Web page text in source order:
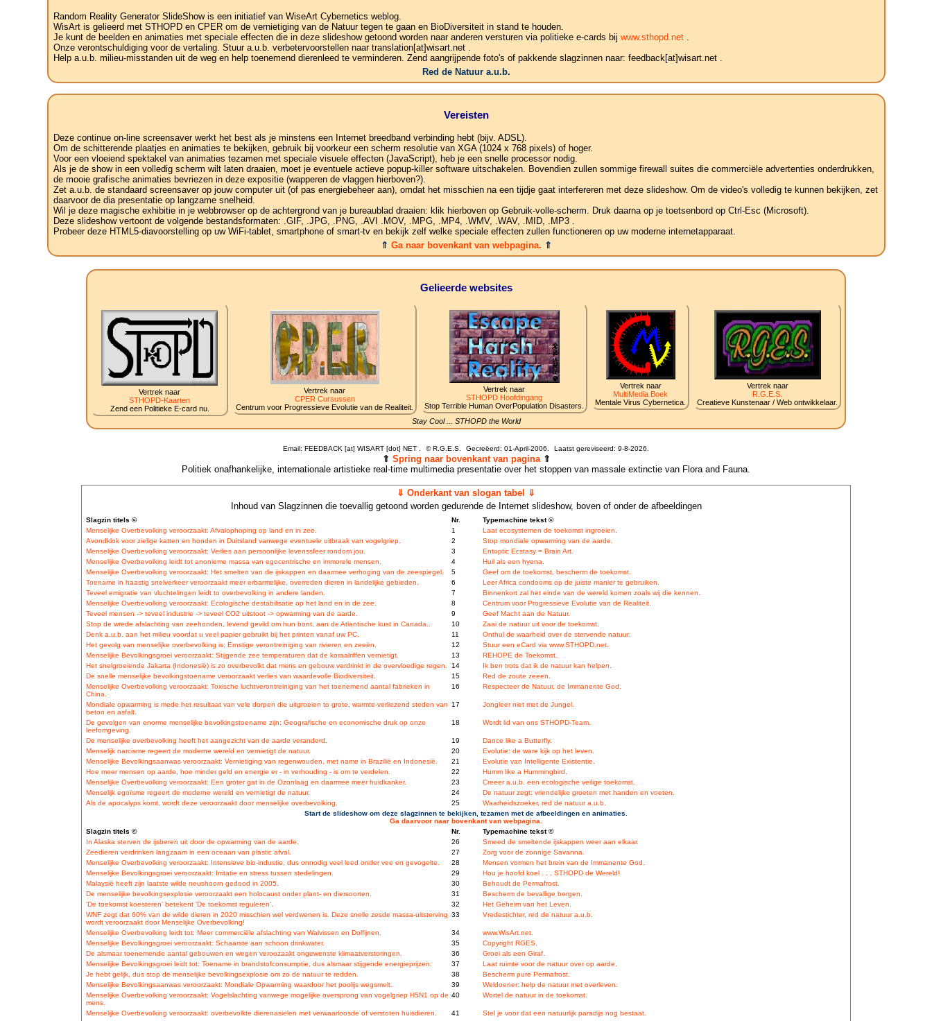
Random Reality Generator SlideShow is een initiatief van WiseArt Cybernetics weblog.
WisArt is gelieerd met STHOPD en CPER om de vernietiging van de Natuur tegen te gaan en BioDiversiteit in stand te houden.
Je kunt de beelden en animaties met speciale effecten die in deze slideshow getoond worden naar anderen versturen via politieke e-cards bij www.sthopd.net.
Onze verontschuldiging voor de vertaling. Stuur a.u.b. verbetervoorstellen naar translation[at]wisart.net .
Help a.u.b. milieu-misstanden uit de weg en help toenemend dierenleed te verminderen. Zend aangrijpende foto's of pakkende slagzinnen naar: feedback[at]wisart.net .
Red de Natuur a.u.b.
Vereisten
Deze continue on-line screensaver werkt het best als je minstens een Internet breedband verbinding hebt (bijv. ADSL).
Om de schitterende plaatjes en animaties te bekijken, gebruik bij voorkeur een scherm resolutie van XGA (1024 x 768 pixels) of hoger.
Voor een vloeiend spektakel van animaties tezamen met speciale visuele effecten (JavaScript), heb je een snelle processor nodig.
Als je de show in een volledig scherm wilt laten draaien, moet je eventuele actieve popup-killer software uitschakelen. Bovendien zullen sommige firewall suites die commerciële advertenties onderdrukken,
de mooie grafische animaties bevriezen in deze expositie (wapperen de vlaggen hierboven?).
Zet a.u.b. de standaard screensaver op jouw computer uit (of pas energiebeheer aan), omdat het misschien na een tijdje gaat interfereren met deze slideshow. Om de video's volledig te kunnen bekijken, zet
daarvoor de dia presentatie op langzame snelheid.
Wil je deze magische exhibitie in je webbrowser op de achtergrond van je bureaublad draaien: klik hierboven op Gebruik-volle-scherm. Druk daarna op je toetsenbord op Ctrl-Esc (Microsoft).
Deze slideshow vertoont de volgende bestandsformaten: .GIF, .JPG, .PNG, .AVI .MOV, .MPG, .MP4, .WMV, .WAV, .MID, .MP3 .
Probeer deze HTML5-diavoorstelling op uw WiFi-tablet, smartphone of smart-tv en bekijk zelf welke speciale effecten zullen functioneren op uw moderne internetapparaat.
⇑ Ga naar bovenkant van webpagina. ⇑
Gelieerde websites
Vertrek naar
STHOPD-Kaarten
Zend een Politieke E-card nu.
Vertrek naar
CPER Cursussen
Centrum voor Progressieve Evolutie van de Realiteit.
Vertrek naar
STHOPD Hoofdingang
Stop Terrible Human OverPopulation Disasters.
Vertrek naar
MultiMedia Boek
Mentale Virus Cybernetica.
Vertrek naar
R.G.E.S.
Creatieve Kunstenaar / Web ontwikkelaar.
Stay Cool ... STHOPD the World
Email: FEEDBACK [at] WISART [dot] NET . ©R.G.E.S. Gecreëerd: 01-April-2006. Laatst gereviseerd: 9-8-2026.
⇑ Spring naar bovenkant van pagina⇑
Politiek onafhankelijke, internationale artistieke real-time multimedia presentatie over het stoppen van massale extinctie van Flora and Fauna.
⇓ Onderkant van slogan tabel ⇓
Inhoud van Slagzinnen die toevallig getoond worden gedurende de Internet slideshow, boven of onder de afbeeldingen
Slagzin titels © Nr.
Typemachine tekst ©
Menselijke Overbevolking veroorzaakt: Afvalophoping op land en in zee.
1
Laat ecosystemen de toekomst ingroeien.
Avondklok voor zielige katten en honden in Duitsland vanwege eventuele uitbraak van vogelgriep.
2
Stop mondiale opwarming van de aarde.
Menselijke Overbevolking veroorzaakt: Verlies aan persoonlijke levenssfeer rondom jou.
3
Entoptic Ecstasy = Brain Art.
Menselijke Overbevolking leidt tot anonieme massa van egocentrische en immorele mensen.
4
Huil als een hyena.
Menselijke Overbevolking veroorzaakt: Het smelten van de ijskappen en daarmee verhoging van de zeespiegel.
5
Geef om de toekomst, bescherm de toekomst.
Toename in haastig snelverkeer veroorzaakt meer erbarmelijke, overreden dieren in landelijke gebieden.
6
Leer Africa condooms op de juiste manier te gebruiken.
Teveel emigratie van vluchtelingen leidt to overbevolking in andere landen.
7
Binnenkort zal het einde van de wereld komen zoals wij die kennen.
Menselijke Overbevolking veroorzaakt: Ecologische destabilisatie op het land en in de zee.
8
Centrum voor Progressieve Evolutie van de Realiteit.
Teveel mensen -> teveel industrie -> teveel CO2 uitstoot -> opwarming van de aarde.
9
Geef Macht aan de Natuur.
Stop de wrede afslachting van zeehonden, levend gevild om hun bont, aan de Atlantische kust in Canada..
10
Zaai de natuur uit voor de toekomst.
Denk a.u.b. aan het milieu voordat u veel papier gebruikt bij het printen vanaf uw PC.
11
Onthul de waarheid over de stervende natuur.
Het gevolg van menselijke overbevolking is: Ernstige verontreiniging van rivieren en zeeën.
12
Stuur een eCard via www.STHOPD.net.
Menselijke Bevolkingsgroei veroorzaakt: Stijgende zee temperaturen dat de koraalriffen vernietigt.
13
REHOPE de Toekomst.
Het snelgroeiende Jakarta (Indonesië) is zo overbevolkt dat mens en gebouw verdrinkt in de overvloedige regen.
14
Ik ben trots dat ik de natuur kan helpen.
De snelle menselijke bevolkingstoename veroorzaakt verlies van waardevolle Biodiversiteit.
15
Red de zoute zeeen.
Menselijke Overbevolking veroorzaakt: Toxische luchtverontreiniging van het toenemend aantal fabrieken in
China.
16 Respecteer de Natuur, de Immanente God.
Mondiale opwarming is mede het resultaat van vele dorpen die uitgroeien to grote, warmte-verliezend steden van
beton en asfalt.
17 Jongleer niet met de Jungel.
De gevolgen van enorme menselijke bevolkingstoename zijn: Geografische en economische druk op onze
leefomgeving.
18 Wordt lid van ons STHOPD-Team.
De menselijke overbevolking heeft het aangezicht van de aarde veranderd. 19
Dance like a Butterfly.
Menselijk narcisme regeert de moderne wereld en vernietigt de natuur.
20
Evolutie: de ware kijk op het leven.
Menselijke Bevolkingsaanwas veroorzaakt: Vernietiging van regenwouden, met name in Brazilië en Indonesië.
21
Evolutie van Intelligente Existentie.
Hoe meer mensen op aarde, hoe minder geld en energie er - in verhouding - is om te verdelen.
22
Humm like a Hummingbird.
Menselijke Overbevolking veroorzaakt: Een groter gat in de Ozonlaag en daarmee meer huidkanker.
23
Creeer a.u.b. een ecologische veilige toekomst.
Menselijk egoïsme regeert de moderne wereld en vernietigt de natuur.
24
De natuur zegt: vriendelijke groeten met handen en voeten.
Als de apocalyps komt, wordt deze veroorzaakt door menselijke overbevolking.
25
Waarheidszoeker, red de natuur a.u.b.
Start de slideshow om deze slagzinnen te bekijken, tezamen met de afbeeldingen en animaties.
Ga daarvoor naar bovenkant van webpagina.
Slagzin titels ©
Nr.
Typemachine tekst ©
In Alaska sterven de ijsberen uit door de opwarming van de aarde.
26
Smeed de smeltende ijskappen weer aan elkaar.
Zeedieren verdrinken langzaam in een oceaan van plastic afval.
27
Zorg voor de zonnige Savanna.
Menselijke Overbevolking veroorzaakt: Intensieve bio-industie, dus onnodig veel leed onder vee en gevogelte.
28
Mensen vormen het brein van de Immanente God.
Menselijke Bevolkingsgroei veroorzaakt: Irritatie en stress tussen stedelingen.
29
Hou je hoofd koel . . . STHOPD de Wereld!
Malaysië heeft zijn laatste wilde neushoorn gedood in 2005.
30
Behoudt de Permafrost.
De menselijke bevolkingsexplosie veroorzaakt een holocaust onder plant- en diersoorten.
31
Bescherm de bevallige bergen.
'De toekomst koesteren' betekent 'De toekomst reguleren'.
32
Het Geheim van het Leven.
WNF zegt dat 60% van de wilde dieren in 2020 misschien wel verdwenen is. Deze snelle zesde massa-uitsterving
wordt veroorzaakt door Menselijke Overbevolking!
33 Vredestichter, red de natuur a.u.b.
Menselijke Overbevolking leidt tot: Meer commerciële afslachting van Walvissen en Dolfijnen. 34
www.WisArt.net.
Menselijke Bevolkingsgroei veroorzaakt: Schaarste aan schoon drinkwater.
35
Copyright RGES.
De alsmaar toenemende aantal gebouwen en wegen veroozaakt ongewenste klimaatverstoringen.
36
Groei als een Giraf.
Menselijke Bevolkingsgroei leidt tot: Toename in brandstofconsumptie, dus alsmaar stijgende energieprijzen.
37
Laat ruimte voor de natuur over op aarde.
Je hebt gelijk, dus stop de menselijke bevolkingsexplosie om zo de natuur te redden.
38
Bescherm pure Permafrost.
Menselijke Bevolkingsaanwas veroorzaakt: Mondiale Opwarming waardoor het poolijs wegsmelt.
39
Weldoener: help de natuur met overleven.
Menselijke Overbevolking veroorzaakt: Vogelslachting vanwege mogelijke oversprong van vogelgriep H5N1 op de
mens.
40 Wortel de natuur in de toekomst.
Menselijke Overbevolking veroorzaakt: overbevolkte dierenasielen met verwaarloosde of verstoten huisdieren. 41
Stel je voor dat een natuurlijk paradijs nog bestaat.